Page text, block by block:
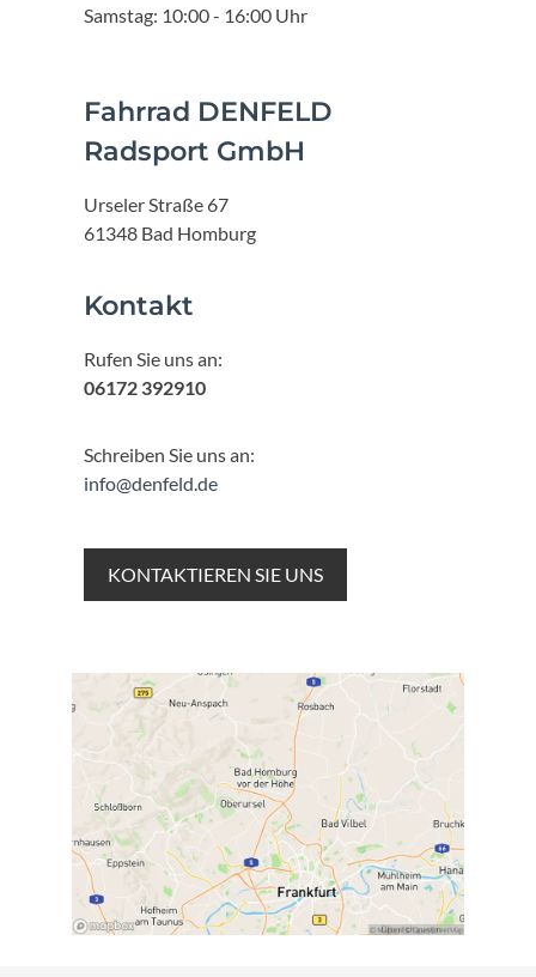
Samstag: 10:00 - 16:00 Uhr
Fahrrad DENFELD
Radsport GmbH
Urseler Straße 67
61348 Bad Homburg
Kontakt
Rufen Sie uns an:
06172 392910
Schreiben Sie uns an:
info@denfeld.de
KONTAKTIEREN SIE UNS